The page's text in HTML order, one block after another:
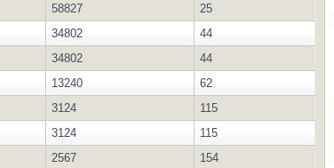
58827
25
34802
44
34802
44
13240
62
3124
115
3124
115
2567
154